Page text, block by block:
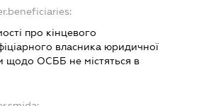
про кінцевого
власника юридичної
щодо ОСББ не містяться в